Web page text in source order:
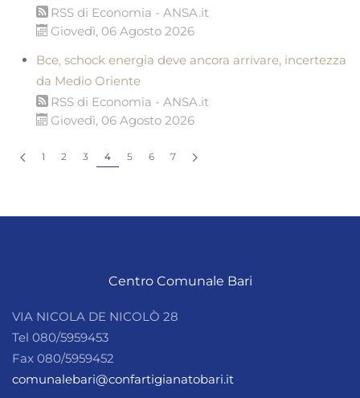
RSS di Economia - ANSA.it
Giovedì, 06 Agosto 2026
Bce, schock energia deve ancora arrivare, incertezza
da Medio Oriente
RSS di Economia - ANSA.it
Giovedì, 06 Agosto 2026
1 2 3 4 5 6 7
Centro Comunale Bari
VIA NICOLA DE NICOLÒ 28
Tel 080/5959453
Fax 080/5959452
comunalebari@confartigianatobari.it